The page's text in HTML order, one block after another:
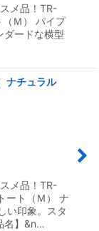
メ品！TR-
Ｍ） パイプ
ダードな横型
ナチュラル
メ品！TR-
ート（Ｍ） ナ
い印象。スタ
名】&n…